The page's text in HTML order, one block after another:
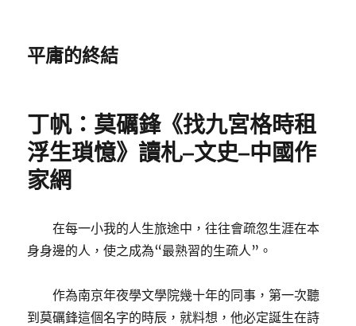
平庸的終結
丁帆：莫礪鋒《找九宮格時租
浮生瑣憶》讀札–文史–中國作
家網
在每一小我的人生旅途中，往往會疏忽生涯在本
身身邊的人，使之成為“最熟習的生疏人”。
作為南京年夜學文學院幾十年的同事，第一次聽
到莫礪鋒這個名字的時辰，就料想，他必定誕生在詩